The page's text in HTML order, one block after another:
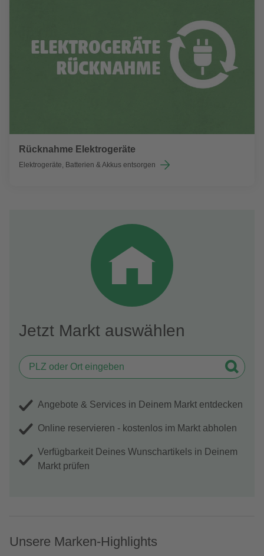
Rücknahme Elektrogeräte
Elektrogeräte, Batterien & Akkus entsorgen
Jetzt Markt auswählen
Angebote & Services in Deinem Markt entdecken
Online reservieren - kostenlos im Markt abholen
Verfügbarkeit Deines Wunschartikels in Deinem
Markt prüfen
Unsere Marken-Highlights